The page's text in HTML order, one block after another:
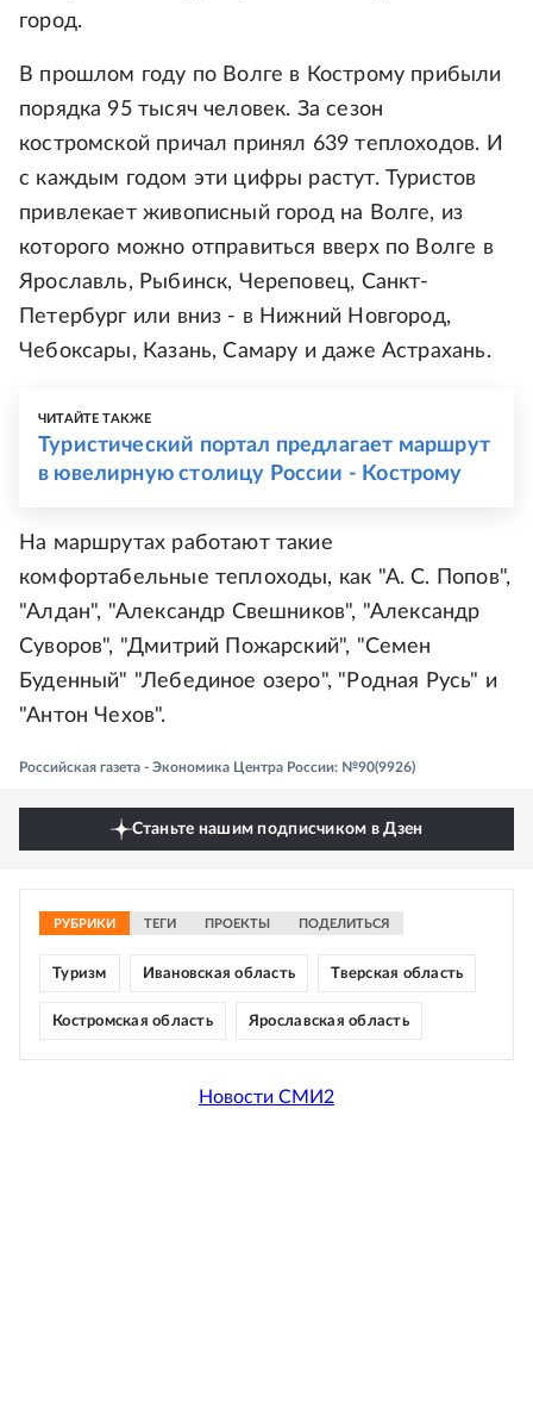
город.
В прошлом году по Волге в Кострому прибыли
порядка 95 тысяч человек. За сезон
костромской причал принял 639 теплоходов. И
с каждым годом эти цифры растут. Туристов
привлекает живописный город на Волге, из
которого можно отправиться вверх по Волге в
Ярославль, Рыбинск, Череповец, Санкт-
Петербург или вниз - в Нижний Новгород,
Чебоксары, Казань, Самару и даже Астрахань.
ЧИТАЙТЕ ТАКЖЕ
Туристический портал предлагает маршрут
в ювелирную столицу России - Кострому
На маршрутах работают такие
комфортабельные теплоходы, как "А. С. Попов",
"Алдан", "Александр Свешников", "Александр
Суворов", "Дмитрий Пожарский", "Семен
Буденный" "Лебединое озеро", "Родная Русь" и
"Антон Чехов".
Российская газета - Экономика Центра России: №90(9926)
Станьте нашим подписчиком в Дзен
РУБРИКИ ТЕГИ ПРОЕКТЫ ПОДЕЛИТЬСЯ
Туризм Ивановская область Тверская область
Костромская область Ярославская область
Новости СМИ2